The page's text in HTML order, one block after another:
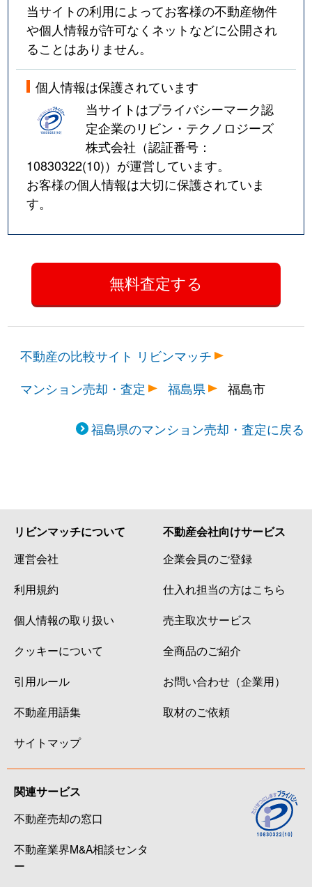
当サイトの利用によってお客様の不動産物件
や個人情報が許可なくネットなどに公開され
ることはありません。
個人情報は保護されています
当サイトはプライバシーマーク認
定企業のリビン・テクノロジーズ
株式会社（認証番号：
10830322(10)）が運営しています。
お客様の個人情報は大切に保護されていま
す。
不動産の比較サイト リビンマッチ
マンション売却・査定
福島県 福島市
福島県のマンション売却・査定に戻る
リビンマッチについて
運営会社
利用規約
個人情報の取り扱い
クッキーについて
引用ルール
不動産用語集
サイトマップ
不動産会社向けサービス
企業会員のご登録
仕入れ担当の方はこちら
売主取次サービス
全商品のご紹介
お問い合わせ（企業用）
取材のご依頼
関連サービス
不動産売却の窓口
不動産業界M&A相談センタ
ー